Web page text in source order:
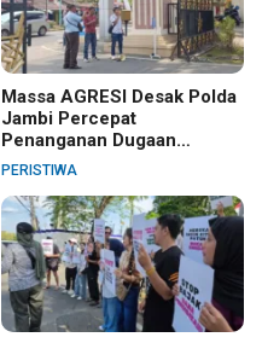
Massa AGRESI Desak Polda
Jambi Percepat
Penanganan Dugaan
Pelanggaran Hak Cipta Buku
PERISTIWA